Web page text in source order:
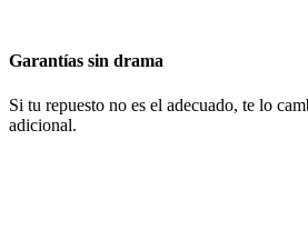
Garantías sin drama
Si tu repuesto no es el adecuado, te lo
adicional.